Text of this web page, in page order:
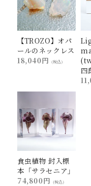
【TROZO】オパ
ールのネックレス
18,040円
(税込)
四
食虫植物 封入標
本「サラセニア」
74,800円
(税込)